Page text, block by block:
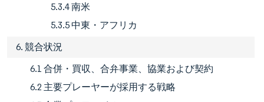
5.3.4 南米
5.3.5 中東・アフリカ
6. 競合状況
6.1 合併・買収、合弁事業、協業および契約
6.2 主要プレーヤーが採用する戦略